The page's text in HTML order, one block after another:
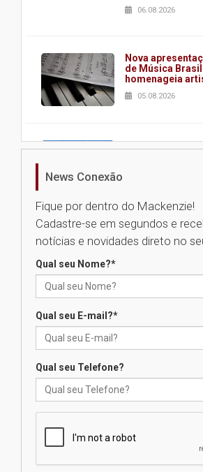
06.08.2026
Nova
de Música
homenageia
05.08.2026
Universidade
Seminário
das novas
calouros do
mesmo do
News Conexão
Fique por dentro do Mackenzie!
Cadastre-se em segundos e
notícias e novidades direto no
Qual seu Nome?*
Qual seu E-mail?*
Qual seu Telefone?